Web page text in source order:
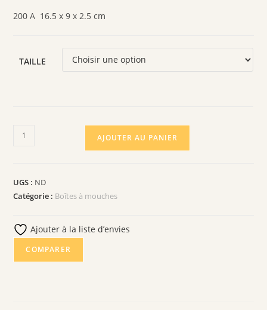
200 A 16.5 x 9 x 2.5 cm
TAILLE
AJOUTER AU PANIER
UGS : ND
Catégorie : Boîtes à mouches
Ajouter à la liste d’envies
COMPARER